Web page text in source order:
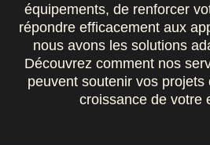
équipements, de renforcer
répondre efficacement aux
nous avons les solutions
Découvrez comment nos
peuvent soutenir vos
croissance de votre